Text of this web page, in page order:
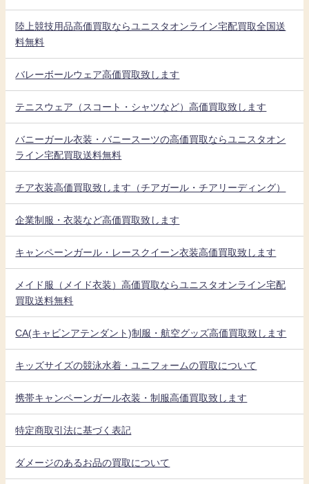
陸上競技用品高価買取ならユニスタオンライン宅配買取全国送
料無料
バレーボールウェア高価買取致します
テニスウェア（スコート・シャツなど）高価買取致します
バニーガール衣装・バニースーツの高価買取ならユニスタオン
ライン宅配買取送料無料
チア衣装高価買取致します（チアガール・チアリーディング）
企業制服・衣装など高価買取致します
キャンペーンガール・レースクイーン衣装高価買取致します
メイド服（メイド衣装）高価買取ならユニスタオンライン宅配
買取送料無料
CA(キャビンアテンダント)制服・航空グッズ高価買取致します
キッズサイズの競泳水着・ユニフォームの買取について
携帯キャンペーンガール衣装・制服高価買取致します
特定商取引法に基づく表記
ダメージのあるお品の買取について